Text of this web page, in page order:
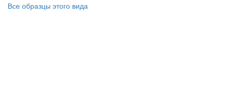
Все образцы этого вида